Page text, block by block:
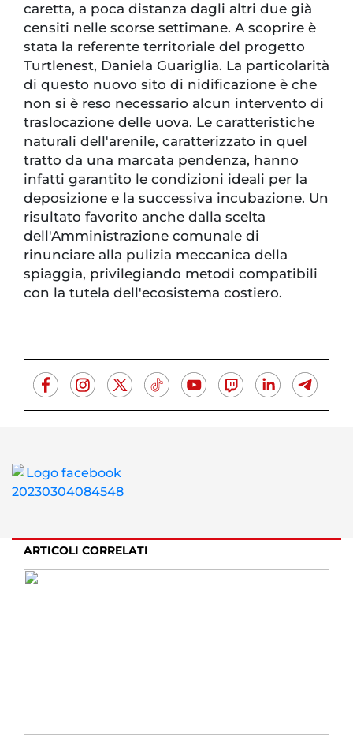
caretta, a poca distanza dagli altri due già
censiti nelle scorse settimane. A scoprire è
stata la referente territoriale del progetto
Turtlenest, Daniela Guariglia. La particolarità
di questo nuovo sito di nidificazione è che
non si è reso necessario alcun intervento di
traslocazione delle uova. Le caratteristiche
naturali dell'arenile, caratterizzato in quel
tratto da una marcata pendenza, hanno
infatti garantito le condizioni ideali per la
deposizione e la successiva incubazione. Un
risultato favorito anche dalla scelta
dell'Amministrazione comunale di
rinunciare alla pulizia meccanica della
spiaggia, privilegiando metodi compatibili
con la tutela dell'ecosistema costiero.
ARTICOLI CORRELATI